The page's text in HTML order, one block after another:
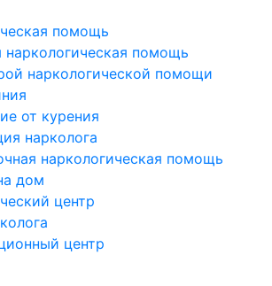
помощь
наркологическая помощь
наркологической помощи
от курения
нарколога
наркологическая помощь
дом
центр
центр